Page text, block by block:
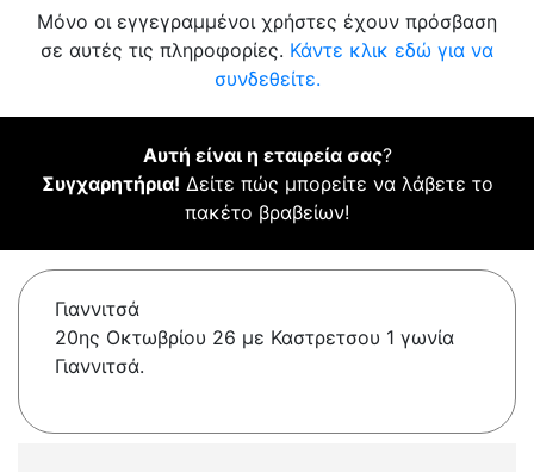
Μόνο οι εγγεγραμμένοι χρήστες έχουν πρόσβαση
σε αυτές τις πληροφορίες. Κάντε κλικ εδώ για να
συνδεθείτε.
Αυτή είναι η εταιρεία σας?
Συγχαρητήρια! Δείτε πώς μπορείτε να λάβετε το
πακέτο βραβείων!
Γιαννιτσά
20ης Οκτωβρίου 26 με Καστρετσου 1 γωνία
Γιαννιτσά.